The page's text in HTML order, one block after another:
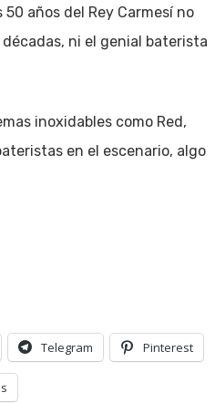
años del Rey Carmesí no
ni el genial baterista
inoxidables como Red,
en el escenario, algo
Telegram Pinterest